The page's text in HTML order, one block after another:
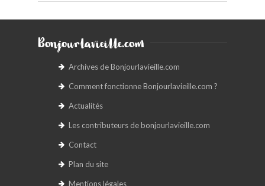
Bonjourlavieille.com
Archives de Bonjourlavieille.com
Comment fonctionne Bonjourlavieille.com ?
Actualités
Les contributeurs de bonjourlavieille.com
Contact
Plan du site
Mentions légales